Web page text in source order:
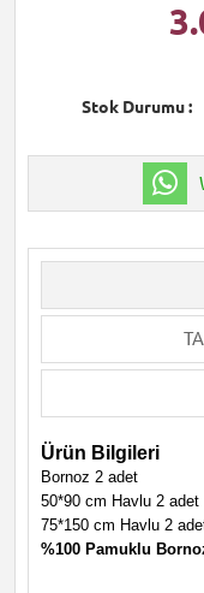
Stok Durumu
Ürün Bilgileri
Bornoz 2 adet
50*90 cm Havlu 2 adet
75*150 cm Havlu 2
%100 Pamuklu